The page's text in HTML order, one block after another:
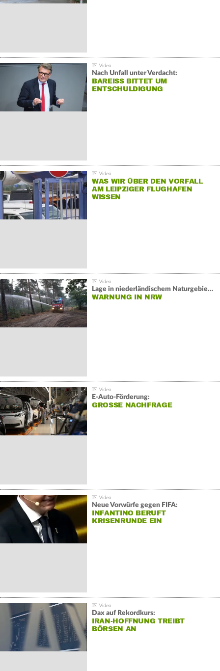
Nach Unfall unter Verdacht:
BAREISS BITTET UM E
NTSCHULDIGUNG
WAS WIR ÜBER DEN VORFALL
AM LEIPZIGER FLUGHAFEN
WISSEN
Lage in niederländischem Naturgebiet stabil
WARNUNG IN NRW
E-Auto-Förderung:
GROSSE NACHFRAGE
Neue Vorwürfe gegen FIFA:
INFANTINO BERUFT
KRISENRUNDE EIN
Dax auf Rekordkurs:
IRAN-HOFFNUNG TREIBT
BÖRSEN AN